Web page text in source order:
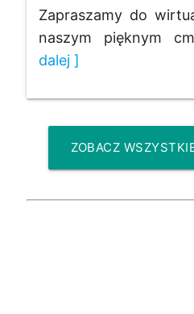
Zapraszamy do
naszym pięknym
dalej ]
ZOBACZ